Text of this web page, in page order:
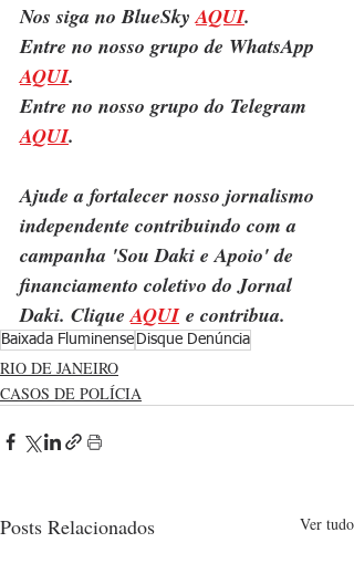
Nos siga no BlueSky AQUI.
Entre no nosso grupo de WhatsApp
AQUI.
Entre no nosso grupo do Telegram
AQUI.
Ajude a fortalecer nosso jornalismo
independente contribuindo com a
campanha 'Sou Daki e Apoio' de
financiamento coletivo do Jornal
Daki. Clique AQUI e contribua.
Baixada Fluminense Disque Denúncia
RIO DE JANEIRO
CASOS DE POLÍCIA
Posts Relacionados Ver tudo